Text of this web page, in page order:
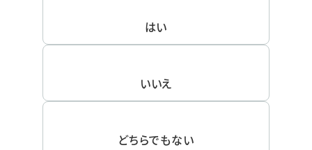
はい
いいえ
どちらでもない